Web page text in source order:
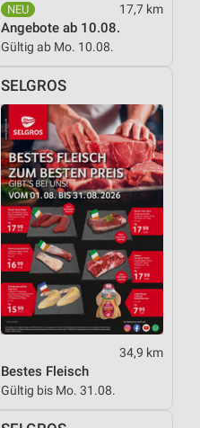
17,7 km
Angebote ab 10.08.
Gültig ab Mo. 10.08.
SELGROS
34,9 km
Bestes Fleisch
Gültig bis Mo. 31.08.